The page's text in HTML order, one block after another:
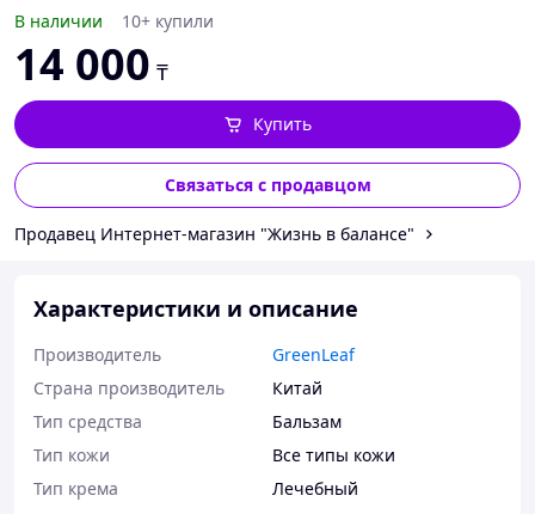
В наличии
10+ купили
14 000 ₸
Купить
Связаться с продавцом
Продавец Интернет-магазин "Жизнь в балансе"
Характеристики и описание
Производитель
GreenLeaf
Страна производитель
Китай
Тип средства
Бальзам
Тип кожи
Все типы кожи
Тип крема
Лечебный